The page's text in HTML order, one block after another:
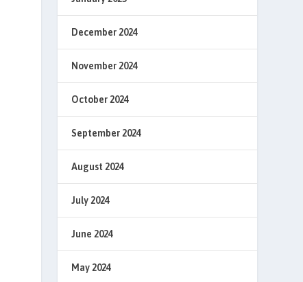
December 2024
November 2024
October 2024
September 2024
August 2024
July 2024
June 2024
May 2024